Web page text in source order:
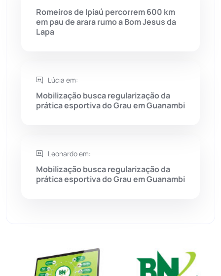
Sebastião Laranjeiras
Sudoeste Baiano
Tanhaçu (425)
Romeiros de Ipiaú percorrem 600 km
em pau de arara rumo a Bom Jesus da
Lapa
Lúcia em:
Mobilização busca regularização da
prática esportiva do Grau em Guanambi
Leonardo em:
Mobilização busca regularização da
prática esportiva do Grau em Guanambi